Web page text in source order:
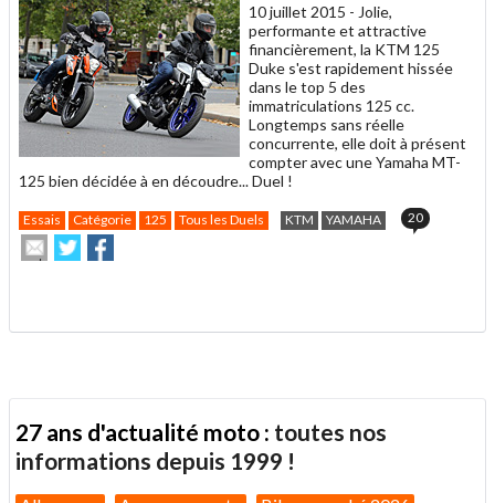
10 juillet 2015 - Jolie,
performante et attractive
financièrement, la KTM 125
Duke s'est rapidement hissée
dans le top 5 des
immatriculations 125 cc.
Longtemps sans réelle
concurrente, elle doit à présent
compter avec une Yamaha MT-
125 bien décidée à en découdre... Duel !
Essais Catégorie 125 Tous les Duels KTM YAMAHA 20
Envoyer
cet
ami
Partager
sur
sur
27 ans d'actualité moto : toutes nos
informations depuis 1999 !